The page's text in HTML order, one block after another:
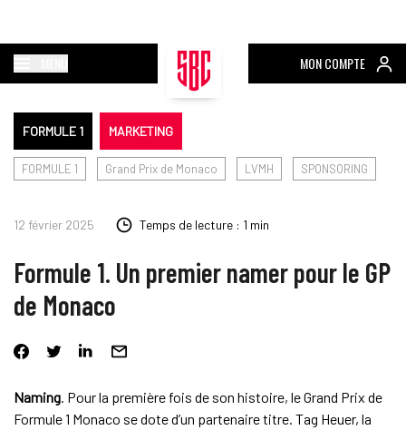
MON COMPTE
FORMULE 1 MARKETING
FORMULE 1 Grand Prix de Monaco LVMH SPONSORING
12 février 2025 Temps de lecture : 1 min
Formule 1. Un premier namer pour le GP
de Monaco
Naming. Pour la première fois de son histoire, le Grand Prix de
Formule 1 Monaco se dote d’un partenaire titre. Tag Heuer, la